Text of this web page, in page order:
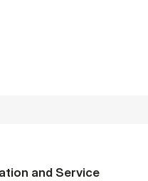
Busi­ness Ad­min­is­tra­tion
and Ser­vice